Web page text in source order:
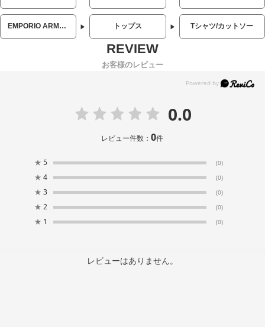
EMPORIO ARMANI (エンポリオアルマーニ) トップス Tシャツ/カットソー
お客様のレビュー
0.0
レビュー件数：0件
★ 5 (0)
★ 4 (0)
★ 3 (0)
★ 2 (0)
★ 1 (0)
レビューはありません。